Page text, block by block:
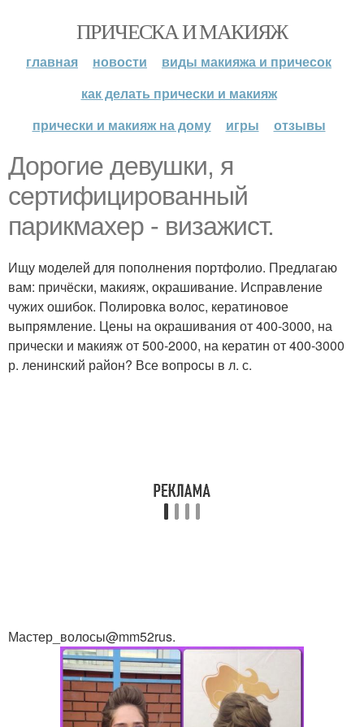
ПРИЧЕСКА И МАКИЯЖ
главная новости
виды макияжа и причесок
как делать прически и макияж
прически и макияж на дому
игры отзывы
Дорогие девушки, я
сертифицированный
парикмахер - визажист.
Ищу моделей для пополнения портфолио. Предлагаю
вам: причёски, макияж, окрашивание. Исправление
чужих ошибок. Полировка волос, кератиновое
выпрямление. Цены на окрашивания от 400-3000, на
прически и макияж от 500-2000, на кератин от 400-3000
р. ленинский район? Все вопросы в л. с.
Мастер_волосы@mm52rus.